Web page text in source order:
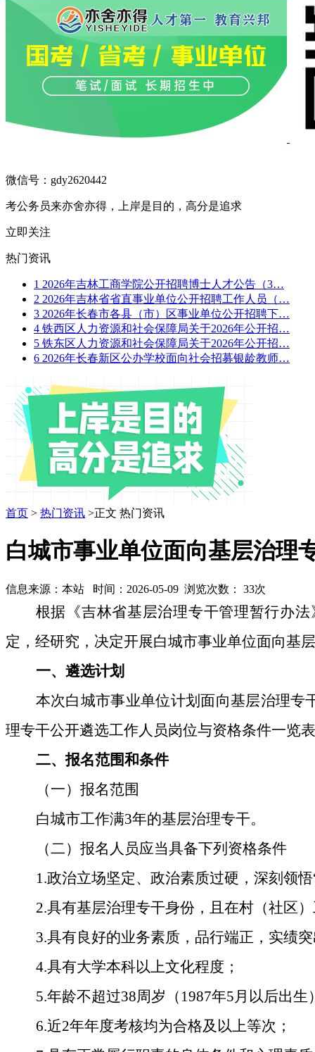
微信号：gdy2620442
考公务员来亦舍亦得，上岸是目的，高分是追求
立即关注
热门资讯
1 2026年吉林工商学院公开招聘博士人才公告（3…
2 2026年吉林省省直事业单位公开招聘工作人员（…
3 2026年长春市各县（市）区事业单位公开招聘下…
4 铁西区人力资源和社会保障局关于2026年公开招…
5 铁东区人力资源和社会保障局关于2026年公开招…
6 2026年长春新区公办学校面向社会招募银龄教师…
首页 > 热门资讯 >正文 热门资讯
白城市事业单位面向基层治理
信息来源：本站 时间：2026-05-09 浏览次数： 33次
根据《吉林省基层治理专干管理暂行办
定，经研究，决定开展白城市事业单位面向基
一、 遴选计划
本次白城市事业单位计划面向基层治理专
理专干公开遴选工作人员岗位与资格条件一览
二、报名范围和条件
（一）报名范围
白城市工作满3年的基层治理专干。
（二）报名人员应当具备下列资格条件
1.政治立场坚定、政治素质过硬，深刻领悟
2.具有基层治理专干身份，且在村（社区
3.具有良好的业务素质，品行端正，实绩
4.具有大学本科以上文化程度；
5.年龄不超过38周岁（ 1987年5月以后出生
6.近2年年度考核均为合格及以上等次 ；